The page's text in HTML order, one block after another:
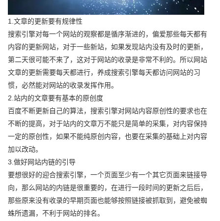
1.文章的更新要有规律性
搜索引擎对每一个网站的观察都是循序渐进的，偏爱那些每天都有
内容的更新网站，对于一些新站，如果发现站内没有及时的更新，
第二天很可能不来了，这对于网站的收录是非常不利的。所以网站
文章的更新需要每天都进行，养成搜索引擎每天都访问网站的习
惯，必然能对网站的收录发挥作用。
2.站内的文章要有基本的原创度
百度不断更新自己的算法，搜索引擎对网站内容原创性的要求也在
不断的提高，对于站内的文章万不能只是简单的采集，对内容保持
一定的原创性，如果不能纯原创内容，也要在采集的基础上对内容
加以改动。
3.做好网站内链的引导
要想很好的迎合搜索引擎，一个页面至少有一个其它页面来链接导
向，那么网站的内链是很重要的，在进行一段时间的更新之后后，
那些原来没有收录的早期页面也能够按照链接被抓取到，避免被蜘
蛛所遗漏，不利于网站的排名。